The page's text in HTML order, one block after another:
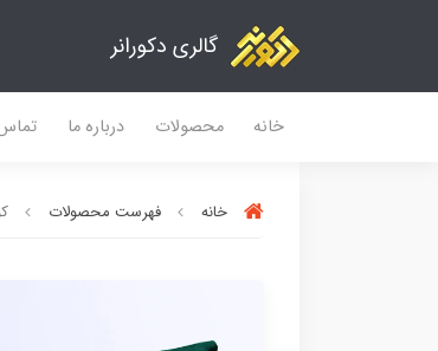
گالری دکورانر
خانه محصولات درباره ما
خانه فهرست محصولات